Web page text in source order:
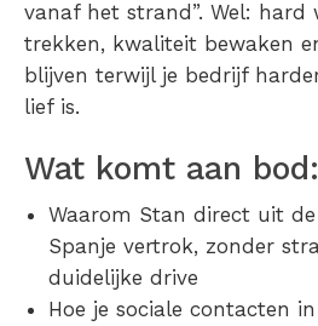
vanaf het strand”. Wel: hard
trekken, kwaliteit bewaken
blijven terwijl je bedrijf
lief is.
Wat komt aan bod:
Waarom Stan direct uit
Spanje vertrok, zonder
duidelijke drive
Hoe je sociale contacten